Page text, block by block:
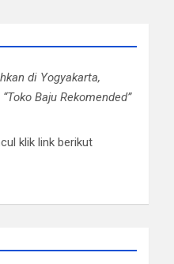
di Yogyakarta,
Baju Rekomended”
klik link berikut